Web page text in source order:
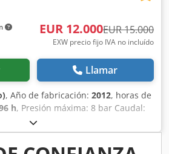
EUR 12.000EUR 15.000
EXW precio fijo IVA no incluído
Llamar
, Año de fabricación: 2012, horas de
h, Presión máxima: 8 bar Caudal:
110 kW Tensión de red del
Dodpfsy Tui Tex Ag Sjck Tensión
V / 50 Hz El compresor ha sido